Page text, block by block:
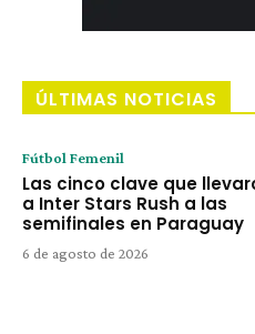
ÚLTIMAS NOTICIAS
Fútbol Femenil
Las cinco clave que
a Inter Stars Rush a las
semifinales en Paraguay
6 de agosto de 2026